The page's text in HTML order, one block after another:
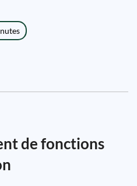
de fonctions